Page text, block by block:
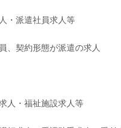
・派遣社員求人等
、契約形態が派遣の求人
人・福祉施設求人等